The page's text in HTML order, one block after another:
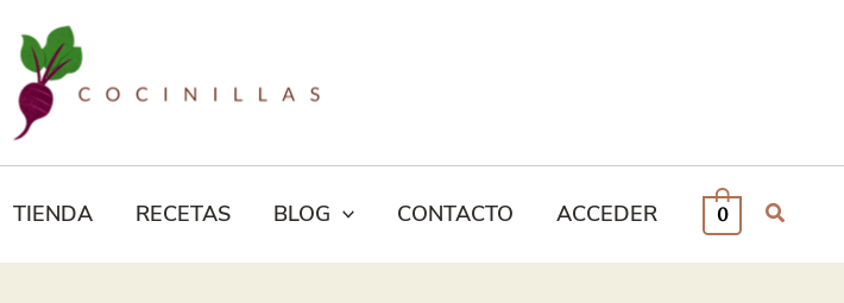
TIENDA RECETAS BLOG CONTACTO ACCEDER 0